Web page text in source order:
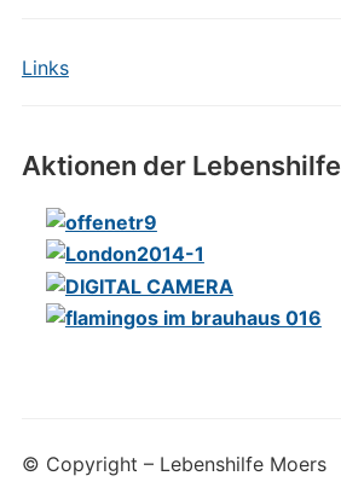
Links
Aktionen der Lebenshilfe
© Copyright – Lebenshilfe Moers